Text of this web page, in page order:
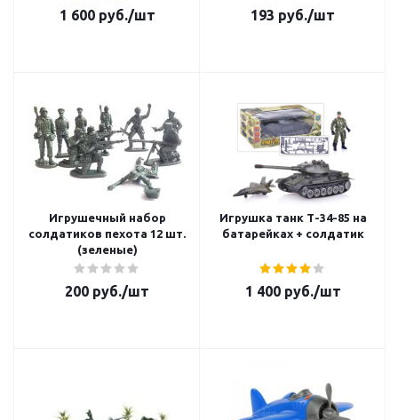
1 600руб./шт 193 руб./шт
Игрушечный набор
солдатиков пехота 12 шт.
(зеленые)
200 руб./шт
Игрушка танк Т-34-85 на
батарейках + солдатик
1 400руб./шт